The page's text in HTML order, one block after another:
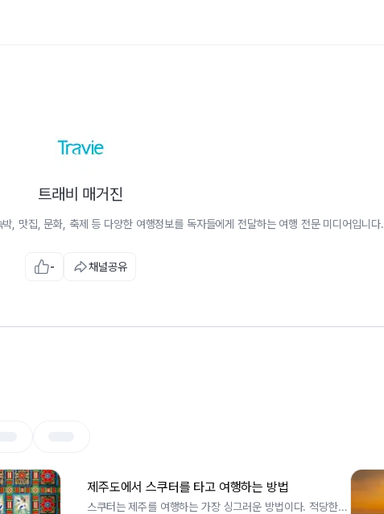
트래비 매거진
, 맛집, 문화, 축제 등 다양한 여행정보를 독자들에게 전달하는 여행 전문 미디어입니다.
- 채널공유
제주도에서 스쿠터를 타고 여행하는 방법
스쿠터는 제주를 여행하는 가장 싱그러운 방법이다. 적당한